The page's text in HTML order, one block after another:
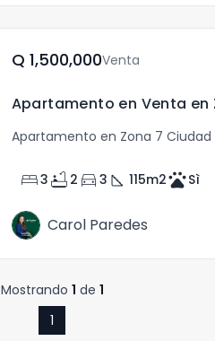
Q	1,500,000Venta
Apartamento en Zona 7
bed3 bathtub 2 directions_car 3 square_foot 115m2petsSì
Carol Paredes
Mostrando 1 de 1
1